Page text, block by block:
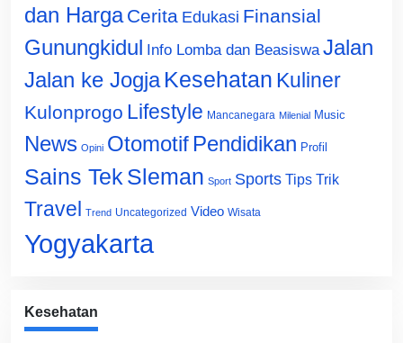
dan Harga Cerita Edukasi Finansial
Gunungkidul Info Lomba dan Beasiswa Jalan
Jalan ke Jogja Kesehatan Kuliner
Kulonprogo Lifestyle Mancanegara Milenial Music
News Opini Otomotif Pendidikan Profil
Sains Tek Sleman Sport Sports Tips Trik
Travel Trend Uncategorized Video Wisata
Yogyakarta
Kesehatan